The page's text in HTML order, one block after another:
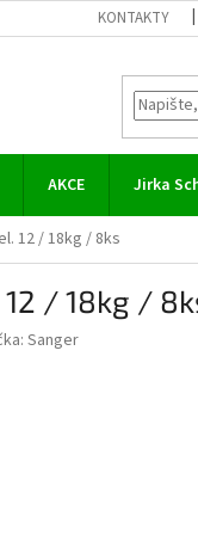
KONTAKTY
AKCE Jirka
12 / 18kg / 8ks
/ 18kg /
Sanger